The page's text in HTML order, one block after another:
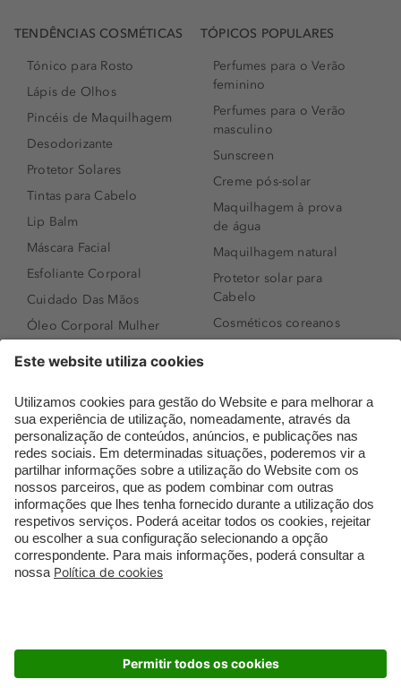
TENDÊNCIAS COSMÉTICAS
Tónico para Rosto
Lápis de Olhos
Pincéis de Maquilhagem
Desodorizante
Protetor Solares
Tintas para Cabelo
Lip Balm
Máscara Facial
Esfoliante Corporal
Cuidado Das Mãos
Óleo Corporal Mulher
Sérum de Rosto
Body mist & Spray
corporal
Produtos para Cabelo
Homem
Espuma de Limpeza
Facial
Dermocosmética
TÓPICOS POPULARES
Perfumes para o Verão
feminino
Perfumes para o Verão
masculino
Sunscreen
Creme pós-solar
Maquilhagem à prova
de água
Maquilhagem natural
Protetor solar para
Cabelo
Cosméticos coreanos
Perfumes árabes
Novidades
Melhores Perfumes
Femininos
TOP 10: Perfumes
Masculinos
Pestanas Postiças
Creme Rosto Homem
Embalagens Sustentáveis